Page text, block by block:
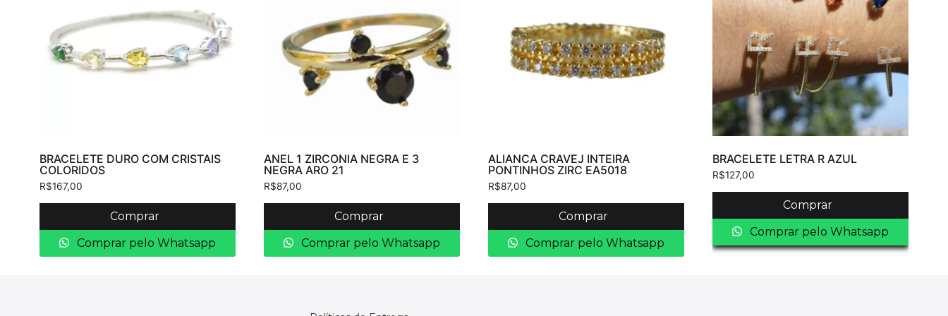
BRACELETE DURO COM CRISTAIS
COLORIDOS
R$167,00
Comprar
Comprar pelo Whatsapp
ANEL 1 ZIRCONIA NEGRA E 3
NEGRA ARO 21
R$87,00
Comprar
Comprar pelo Whatsapp
ALIANCA CRAVEJ INTEIRA
PONTINHOS ZIRC EA5018
R$87,00
Comprar
Comprar pelo Whatsapp
BRACELETE LETRA R AZUL
R$127,00
Comprar
Comprar pelo Whatsapp